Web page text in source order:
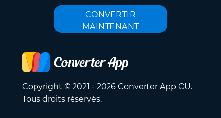
CONVERTIR
MAINTENANT
Copyright © 2021 - 2026 Converter App OÜ.
Tous droits réservés.